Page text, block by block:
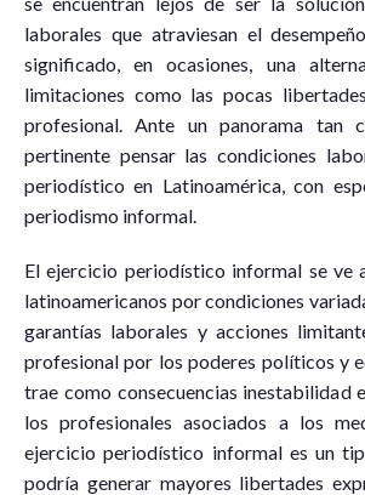
laborales que atraviesan el
significado, en ocasiones, una
limitaciones como las pocas
profesional. Ante un panorama tan
pertinente pensar las condiciones
periodístico en Latinoamérica, con
periodismo informal.
El ejercicio periodístico informal se ve
latinoamericanos por condiciones
garantías laborales y acciones
profesional por los poderes políticos y
trae como consecuencias inestabilidad
los profesionales asociados a los
ejercicio periodístico informal es un
podría generar mayores libertades